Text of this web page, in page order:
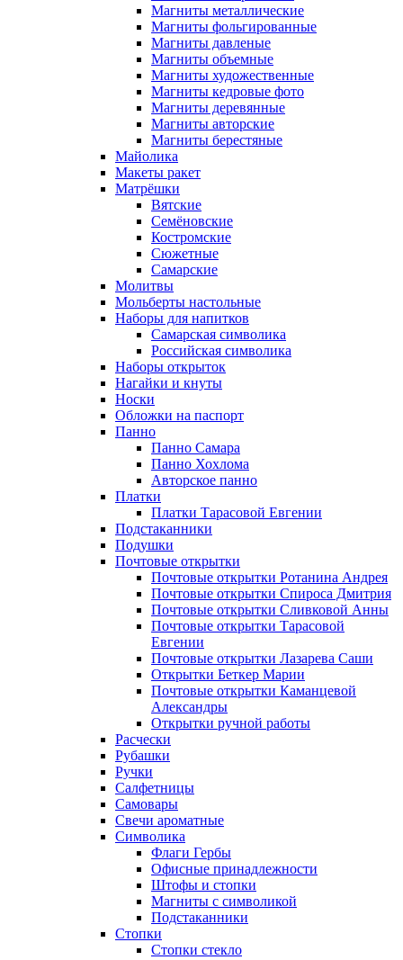
Магниты металлические
Магниты фольгированные
Магниты давленые
Магниты объемные
Магниты художественные
Магниты кедровые фото
Магниты деревянные
Магниты авторские
Магниты берестяные
Майолика
Макеты ракет
Матрёшки
Вятские
Семёновские
Костромские
Сюжетные
Самарские
Молитвы
Мольберты настольные
Наборы для напитков
Самарская символика
Российская символика
Наборы открыток
Нагайки и кнуты
Носки
Обложки на паспорт
Панно
Панно Самара
Панно Хохлома
Авторское панно
Платки
Платки Тарасовой Евгении
Подстаканники
Подушки
Почтовые открытки
Почтовые открытки Ротанина Андрея
Почтовые открытки Спироса Дмитрия
Почтовые открытки Сливковой Анны
Почтовые открытки Тарасовой
Евгении
Почтовые открытки Лазарева Саши
Открытки Беткер Марии
Почтовые открытки Каманцевой
Александры
Открытки ручной работы
Расчески
Рубашки
Ручки
Салфетницы
Самовары
Свечи ароматные
Символика
Флаги Гербы
Офисные принадлежности
Штофы и стопки
Магниты с символикой
Подстаканники
Стопки
Стопки стекло